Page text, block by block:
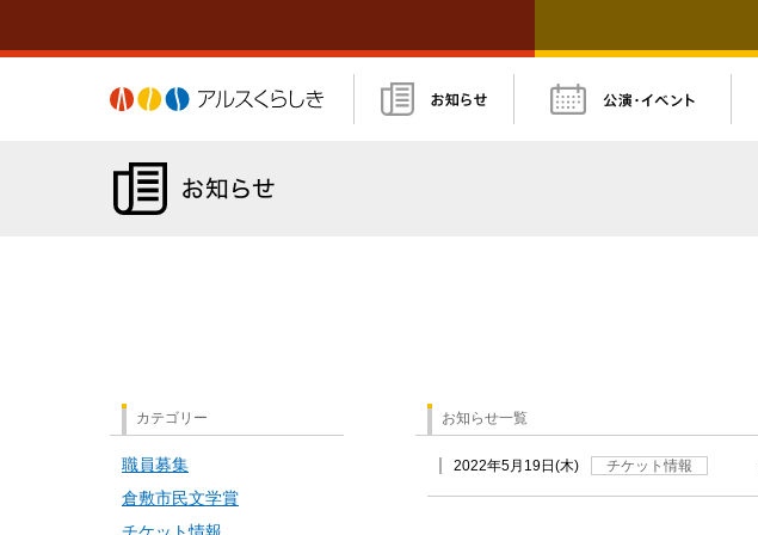
アルスくらしき
お知らせ一覧
2022年5月19日 木 チケット情報
カテゴリー
職員募集
倉敷市民文学賞